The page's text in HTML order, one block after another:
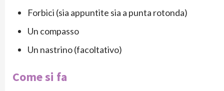
Forbici (sia appuntite sia a punta rotonda)
Un compasso
Un nastrino (facoltativo)
Come si fa